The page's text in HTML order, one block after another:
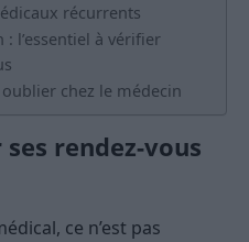
récurrents
l’essentiel à vérifier
chez le médecin
rendez-vous
ce n’est pas